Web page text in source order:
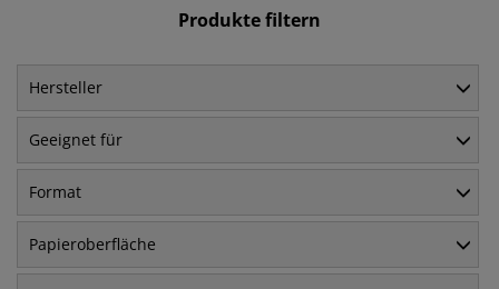
Produkte filtern
Hersteller
Geeignet für
Format
Papieroberfläche